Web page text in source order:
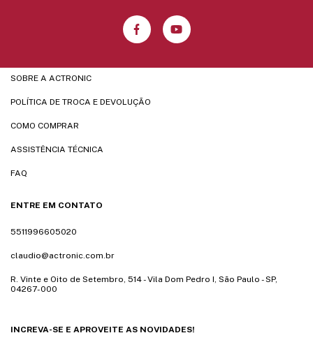
SOBRE A ACTRONIC
POLÍTICA DE TROCA E DEVOLUÇÃO
COMO COMPRAR
ASSISTÊNCIA TÉCNICA
FAQ
ENTRE EM CONTATO
5511996605020
claudio@actronic.com.br
R. Vinte e Oito de Setembro, 514 - Vila Dom Pedro I, São Paulo - SP,
04267-000
INCREVA-SE E APROVEITE AS NOVIDADES!